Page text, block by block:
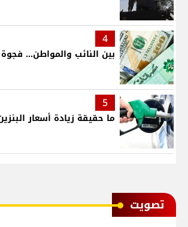
4
بين النائب والمواطن...
5
ما حقيقة زيادة أسعار
ﺗﺼﻮﻳﺖ